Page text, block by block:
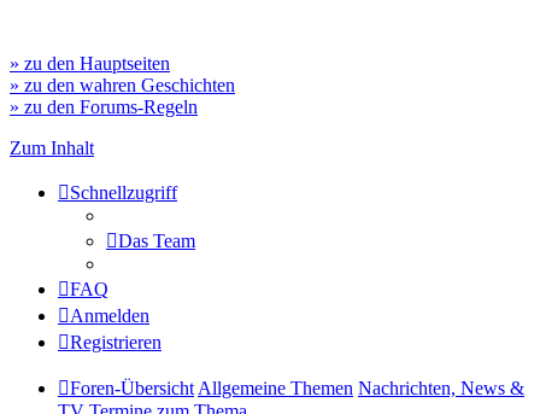
» zu den Hauptseiten
» zu den wahren Geschichten
» zu den Forums-Regeln
Zum Inhalt
Schnellzugriff
Das Team
FAQ
Anmelden
Registrieren
Foren-Übersicht Allgemeine Themen Nachrichten, News &